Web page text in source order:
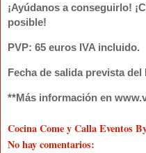
¡Ayúdanos a conseguirlo!
posible!
PVP: 65 euros IVA incluido.
Fecha de salida prevista del
**Más información en
Cocina Come y Calla Eventos
No hay comentarios: